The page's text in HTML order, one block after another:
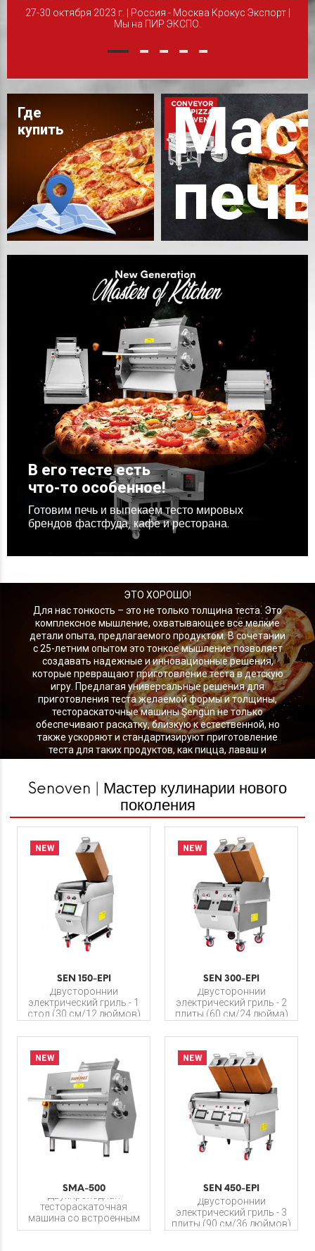
В его тесте есть
что-то особенное!
Готовим печь и выпекаем тесто мировых
брендов фастфуда, кафе и ресторана.
27-30 октября 2023 г. | Россия - Москва Крокус Экспорт |
Мы на ПИР ЭКСПО.
Где
купить
ЭТО ХОРОШО!
Для нас тонкость – это не только толщина теста. Это
комплексное мышление, охватывающее все мелкие
детали опыта, предлагаемого продуктом. В сочетании
с 25-летним опытом это тонкое мышление позволяет
создавать надежные и инновационные решения,
которые превращают приготовление теста в детскую
игру. Предлагая универсальные решения для
приготовления теста желаемой формы и толщины,
тестораскаточные машины Şengün не только
обеспечивают раскатку, близкую к естественной, но
также ускоряют и стандартизируют приготовление
теста для таких продуктов, как пицца, лаваш и
кондитерские изделия.
Senoven | Мастер кулинарии нового
поколения
NEW
SEN 150-EPI
Двусторонний
электрический гриль - 1
стол (30 см/12 дюймов)
NEW
SEN 300-EPI
Двусторонний
электрический гриль - 2
плиты (60 см/24 дюйма)
NEW
SMA-500
Двухпроходная
тестораскаточная
машина со встроенным
счетчиком
NEW
SEN 450-EPI
Двусторонний
электрический гриль - 3
плиты (90 см/36 дюймов)